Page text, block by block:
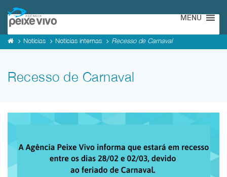
MENU
Notícias Notícias internas Recesso de Carnaval
Recesso de Carnaval